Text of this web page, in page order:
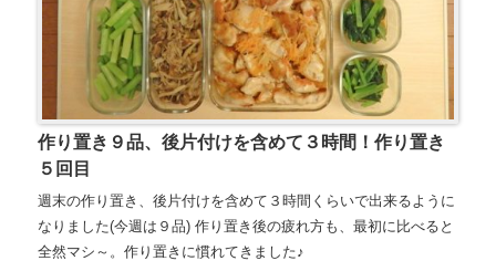
作り置き９品、後片付けを含めて３時間！作り置き
５回目
週末の作り置き、後片付けを含めて３時間くらいで出来るように
なりました(今週は９品) 作り置き後の疲れ方も、最初に比べると
全然マシ～。作り置きに慣れてきました♪